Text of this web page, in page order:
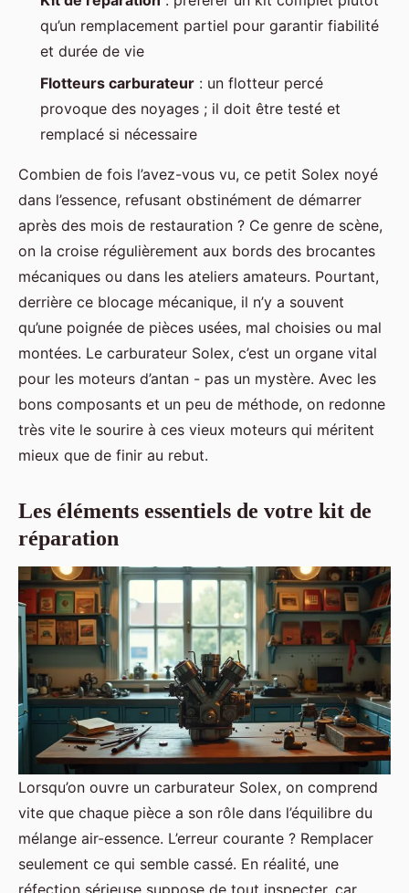
qu’un remplacement partiel pour garantir fiabilité
et durée de vie
Flotteurs carburateur : un flotteur percé
provoque des noyages ; il doit être testé et
remplacé si nécessaire
Combien de fois l’avez-vous vu, ce petit Solex noyé
dans l’essence, refusant obstinément de démarrer
après des mois de restauration ? Ce genre de scène,
on la croise régulièrement aux bords des brocantes
mécaniques ou dans les ateliers amateurs. Pourtant,
derrière ce blocage mécanique, il n’y a souvent
qu’une poignée de pièces usées, mal choisies ou mal
montées. Le carburateur Solex, c’est un organe vital
pour les moteurs d’antan - pas un mystère. Avec les
bons composants et un peu de méthode, on redonne
très vite le sourire à ces vieux moteurs qui méritent
mieux que de finir au rebut.
Les éléments essentiels de votre kit de
réparation
Lorsqu’on ouvre un carburateur Solex, on comprend
vite que chaque pièce a son rôle dans l’équilibre du
mélange air-essence. L’erreur courante ? Remplacer
seulement ce qui semble cassé. En réalité, une